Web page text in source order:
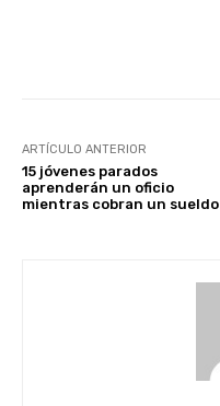
ARTÍCULO ANTERIOR
15 jóvenes parados
aprenderán un oficio
mientras cobran un sueldo